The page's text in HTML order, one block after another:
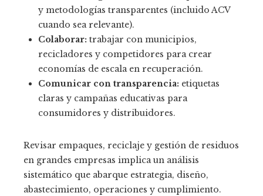
y metodologías transparentes (incluido ACV
cuando sea relevante).
Colaborar: trabajar con municipios,
recicladores y competidores para crear
economías de escala en recuperación.
Comunicar con transparencia: etiquetas
claras y campañas educativas para
consumidores y distribuidores.
Revisar empaques, reciclaje y gestión de residuos
en grandes empresas implica un análisis
sistemático que abarque estrategia, diseño,
abastecimiento, operaciones y cumplimiento.